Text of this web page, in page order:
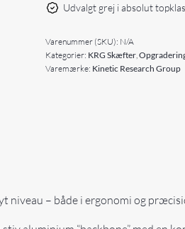
Udvalgt grej i absolut
Varenummer (SKU): N/A
Kategorier: KRG Skæfter,
Varemærke: Kinetic Research Group
niveau – både i ergonomi og